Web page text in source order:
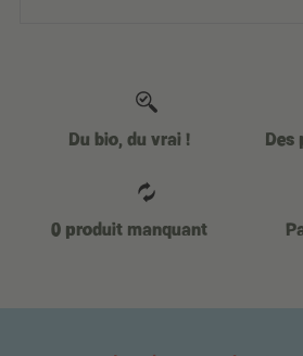
Du bio, du vrai ! Des
0 produit manquant